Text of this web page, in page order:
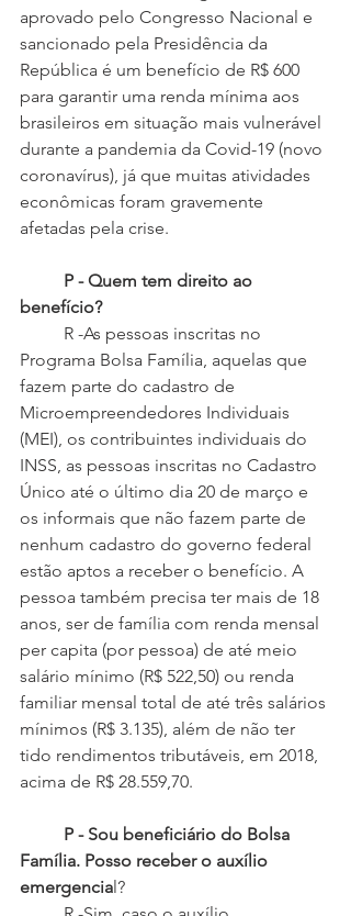
aprovado pelo Congresso Nacional e
sancionado pela Presidência da
República é um benefício de R$ 600
para garantir uma renda mínima aos
brasileiros em situação mais vulnerável
durante a pandemia da Covid-19 (novo
coronavírus), já que muitas atividades
econômicas foram gravemente
afetadas pela crise.
benefício?
Programa Bolsa Família, aquelas que
fazem parte do cadastro de
Microempreendedores Individuais
(MEI), os contribuintes individuais do
INSS, as pessoas inscritas no Cadastro
Único até o último dia 20 de março e
os informais que não fazem parte de
nenhum cadastro do governo federal
estão aptos a receber o benefício. A
pessoa também precisa ter mais de 18
anos, ser de família com renda mensal
per capita (por pessoa) de até meio
salário mínimo (R$ 522,50) ou renda
familiar mensal total de até três salários
mínimos (R$ 3.135), além de não ter
tido rendimentos tributáveis, em 2018,
acima de R$ 28.559,70.
P - Sou beneficiário do Bolsa
Família. Posso receber o auxílio
emergencial?